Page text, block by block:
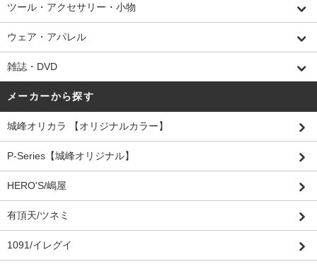
ツール・アクセサリー・小物
ウェア・アパレル
雑誌・DVD
メーカーから探す
城峰オリカラ 【オリジナルカラー】
P-Series【城峰オリジナル】
HERO'S/嶋屋
有頂天/ツネミ
1091/イレグイ